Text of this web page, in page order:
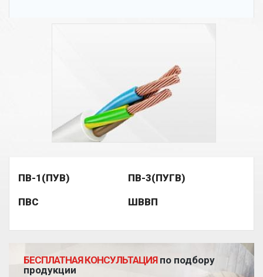
ПВ-1(ПУВ) ПВ-3(ПУГВ)
ПВС ШВВП
БЕСПЛАТНАЯ КОНСУЛЬТАЦИЯпо подбору
продукции